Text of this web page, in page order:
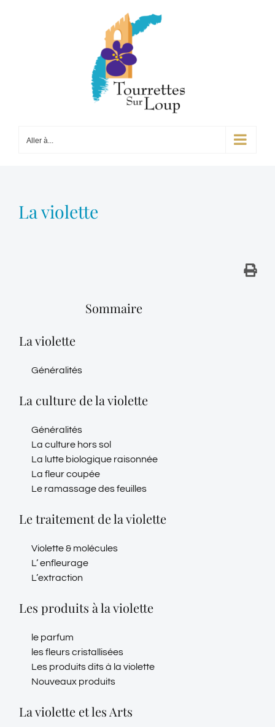
Aller à...
La violette
Sommaire
La violette
Généralités
La culture de la violette
Généralités
La culture hors sol
La lutte biologique raisonnée
La fleur coupée
Le ramassage des feuilles
Le traitement de la violette
Violette & molécules
L’ enfleurage
L’extraction
Les produits à la violette
le parfum
les fleurs cristallisées
Les produits dits à la violette
Nouveaux produits
La violette et les Arts